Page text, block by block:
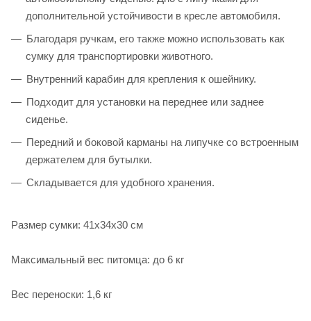
дополнительной устойчивости в кресле автомобиля.
Благодаря ручкам, его также можно использовать как
сумку для транспортировки животного.
Внутренний карабин для крепления к ошейнику.
Подходит для установки на переднее или заднее
сиденье.
Передний и боковой карманы на липучке со встроенным
держателем для бутылки.
Складывается для удобного хранения.
Размер сумки: 41x34x30 см
Максимальный вес питомца: до 6 кг
Вес переноски: 1,6 кг